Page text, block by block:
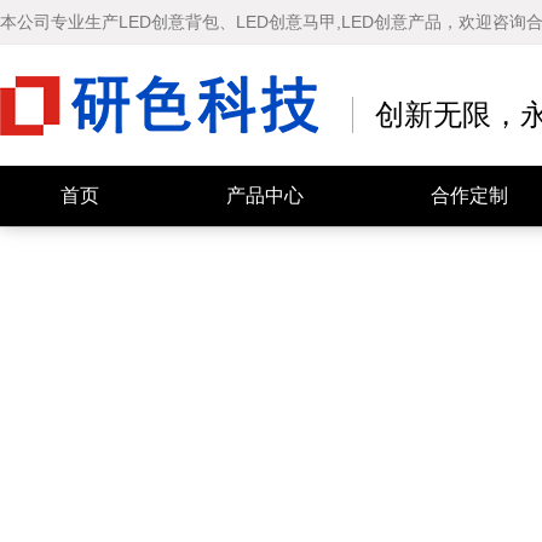
本公司专业生产LED创意背包、LED创意马甲,LED创意产品，欢迎咨询
创新无限，
首页 产品中心
快乐马夫 智能车尾屏
LOY智能背包
合作定制